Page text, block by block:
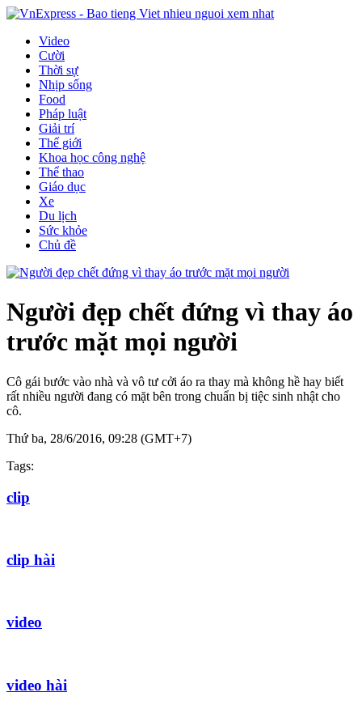
Video
Cười
Thời sự
Nhịp sống
Food
Pháp luật
Giải trí
Thế giới
Khoa học công nghệ
Thể thao
Giáo dục
Xe
Du lịch
Sức khỏe
Chủ đề
Người đẹp chết đứng vì thay áo
trước mặt mọi người
Cô gái bước vào nhà và vô tư cởi áo ra thay mà không hề hay biết
rất nhiều người đang có mặt bên trong chuẩn bị tiệc sinh nhật cho
cô.
Thứ ba, 28/6/2016, 09:28 (GMT+7)
Tags:
clip
clip hài
video
video hài